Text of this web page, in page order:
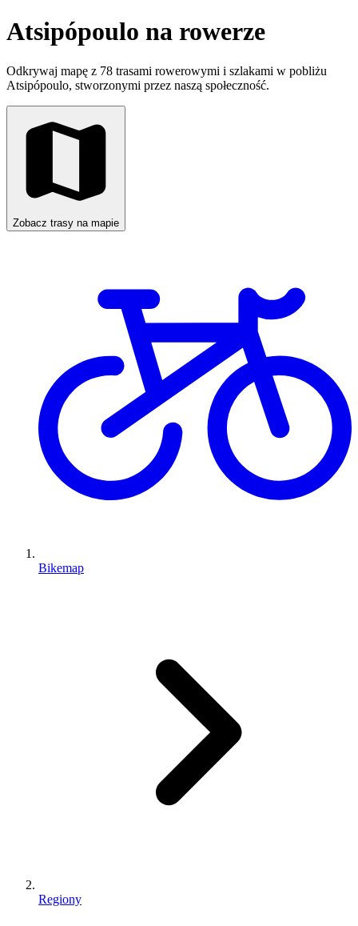
Atsipópoulo na rowerze
Odkrywaj mapę z 78 trasami rowerowymi i szlakami w pobliżu
Atsipópoulo, stworzonymi przez naszą społeczność.
Zobacz trasy na mapie
Bikemap
Regiony